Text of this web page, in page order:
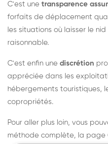
C'est une transparence
forfaits de déplacement
les situations où laisser le
raisonnable.
C'est enfin une discrétion
appréciée dans les
hébergements touristiques,
copropriétés.
Pour aller plus loin, vous
méthode complète, la page